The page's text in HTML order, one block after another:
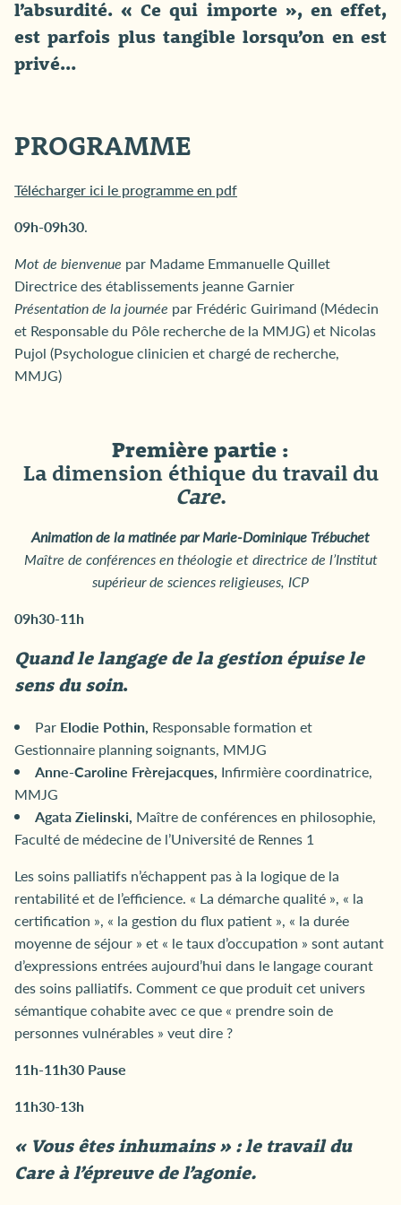
l’absurdité. « Ce qui importe », en effet,
est parfois plus tangible lorsqu’on en est
privé…
PROGRAMME
Télécharger ici le programme en pdf
09h-09h30.
Mot de bienvenue par Madame Emmanuelle Quillet
Directrice des établissements jeanne Garnier
Présentation de la journée par Frédéric Guirimand (Médecin
et Responsable du Pôle recherche de la MMJG) et Nicolas
Pujol (Psychologue clinicien et chargé de recherche,
MMJG)
Première partie :
La dimension éthique du travail du
Care.
Animation de la matinée par Marie-Dominique Trébuchet
Maître de conférences en théologie et directrice de l’Institut
supérieur de sciences religieuses, ICP
09h30-11h
Quand le langage de la gestion épuise le
sens du soin.
Par Elodie Pothin, Responsable formation et
Gestionnaire planning soignants, MMJG
Anne-Caroline Frèrejacques, Infirmière coordinatrice,
MMJG
Agata Zielinski, Maître de conférences en philosophie,
Faculté de médecine de l’Université de Rennes 1
Les soins palliatifs n’échappent pas à la logique de la
rentabilité et de l’efficience. « La démarche qualité », « la
certification », « la gestion du flux patient », « la durée
moyenne de séjour » et « le taux d’occupation » sont autant
d’expressions entrées aujourd’hui dans le langage courant
des soins palliatifs. Comment ce que produit cet univers
sémantique cohabite avec ce que « prendre soin de
personnes vulnérables » veut dire ?
11h-11h30 Pause
11h30-13h
« Vous êtes inhumains » : le travail du
Care à l’épreuve de l’agonie.